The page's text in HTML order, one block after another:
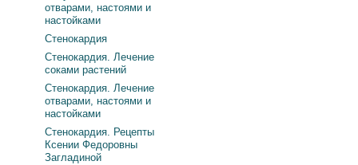
отварами, настоями и
настойками
Стенокардия
Стенокардия. Лечение
соками растений
Стенокардия. Лечение
отварами, настоями и
настойками
Стенокардия. Рецепты
Ксении Федоровны
Загладиной